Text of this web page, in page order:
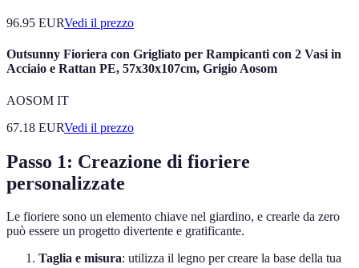
96.95 EURVedi il prezzo
Outsunny Fioriera con Grigliato per Rampicanti con 2 Vasi in
Acciaio e Rattan PE, 57x30x107cm, Grigio Aosom
AOSOM IT
67.18 EURVedi il prezzo
Passo 1: Creazione di fioriere
personalizzate
Le fioriere sono un elemento chiave nel giardino, e crearle da zero
può essere un progetto divertente e gratificante.
Taglia e misura: utilizza il legno per creare la base della tua